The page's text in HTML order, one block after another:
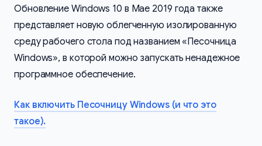
Обновление Windows 10 в Мае 2019 года также
представляет новую облегченную изолированную
среду рабочего стола под названием «Песочница
Windows», в которой можно запускать ненадежное
программное обеспечение.
Как включить Песочницу Windows (и что это
такое).